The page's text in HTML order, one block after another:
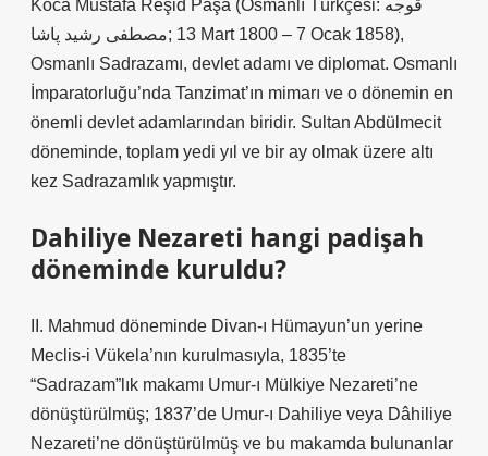
Koca Mustafa Reşid Paşa (Osmanlı Türkçesi: قوجه
مصطفی رشید پاشا‎; 13 Mart 1800 – 7 Ocak 1858),
Osmanlı Sadrazamı, devlet adamı ve diplomat. Osmanlı
İmparatorluğu’nda Tanzimat’ın mimarı ve o dönemin en
önemli devlet adamlarından biridir. Sultan Abdülmecit
döneminde, toplam yedi yıl ve bir ay olmak üzere altı
kez Sadrazamlık yapmıştır.
Dahiliye Nezareti hangi padişah
döneminde kuruldu?
II. Mahmud döneminde Divan-ı Hümayun’un yerine
Meclis-i Vükela’nın kurulmasıyla, 1835’te
“Sadrazam”lık makamı Umur-ı Mülkiye Nezareti’ne
dönüştürülmüş; 1837’de Umur-ı Dahiliye veya Dâhiliye
Nezareti’ne dönüştürülmüş ve bu makamda bulunanlar